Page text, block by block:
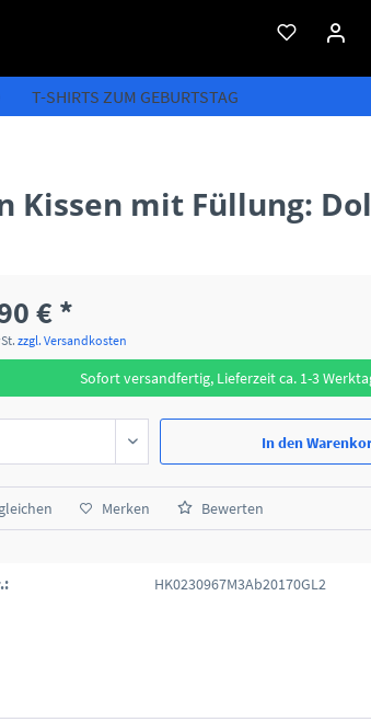
T-SHIRTS ZUM GEBURTSTAG
Kissen mit Füllung:
€ *
zzgl. Versandkosten
Sofort versandfertig, Lieferzeit ca. 1-3
In den
Merken Bewerten
HK0230967M3Ab20170GL2